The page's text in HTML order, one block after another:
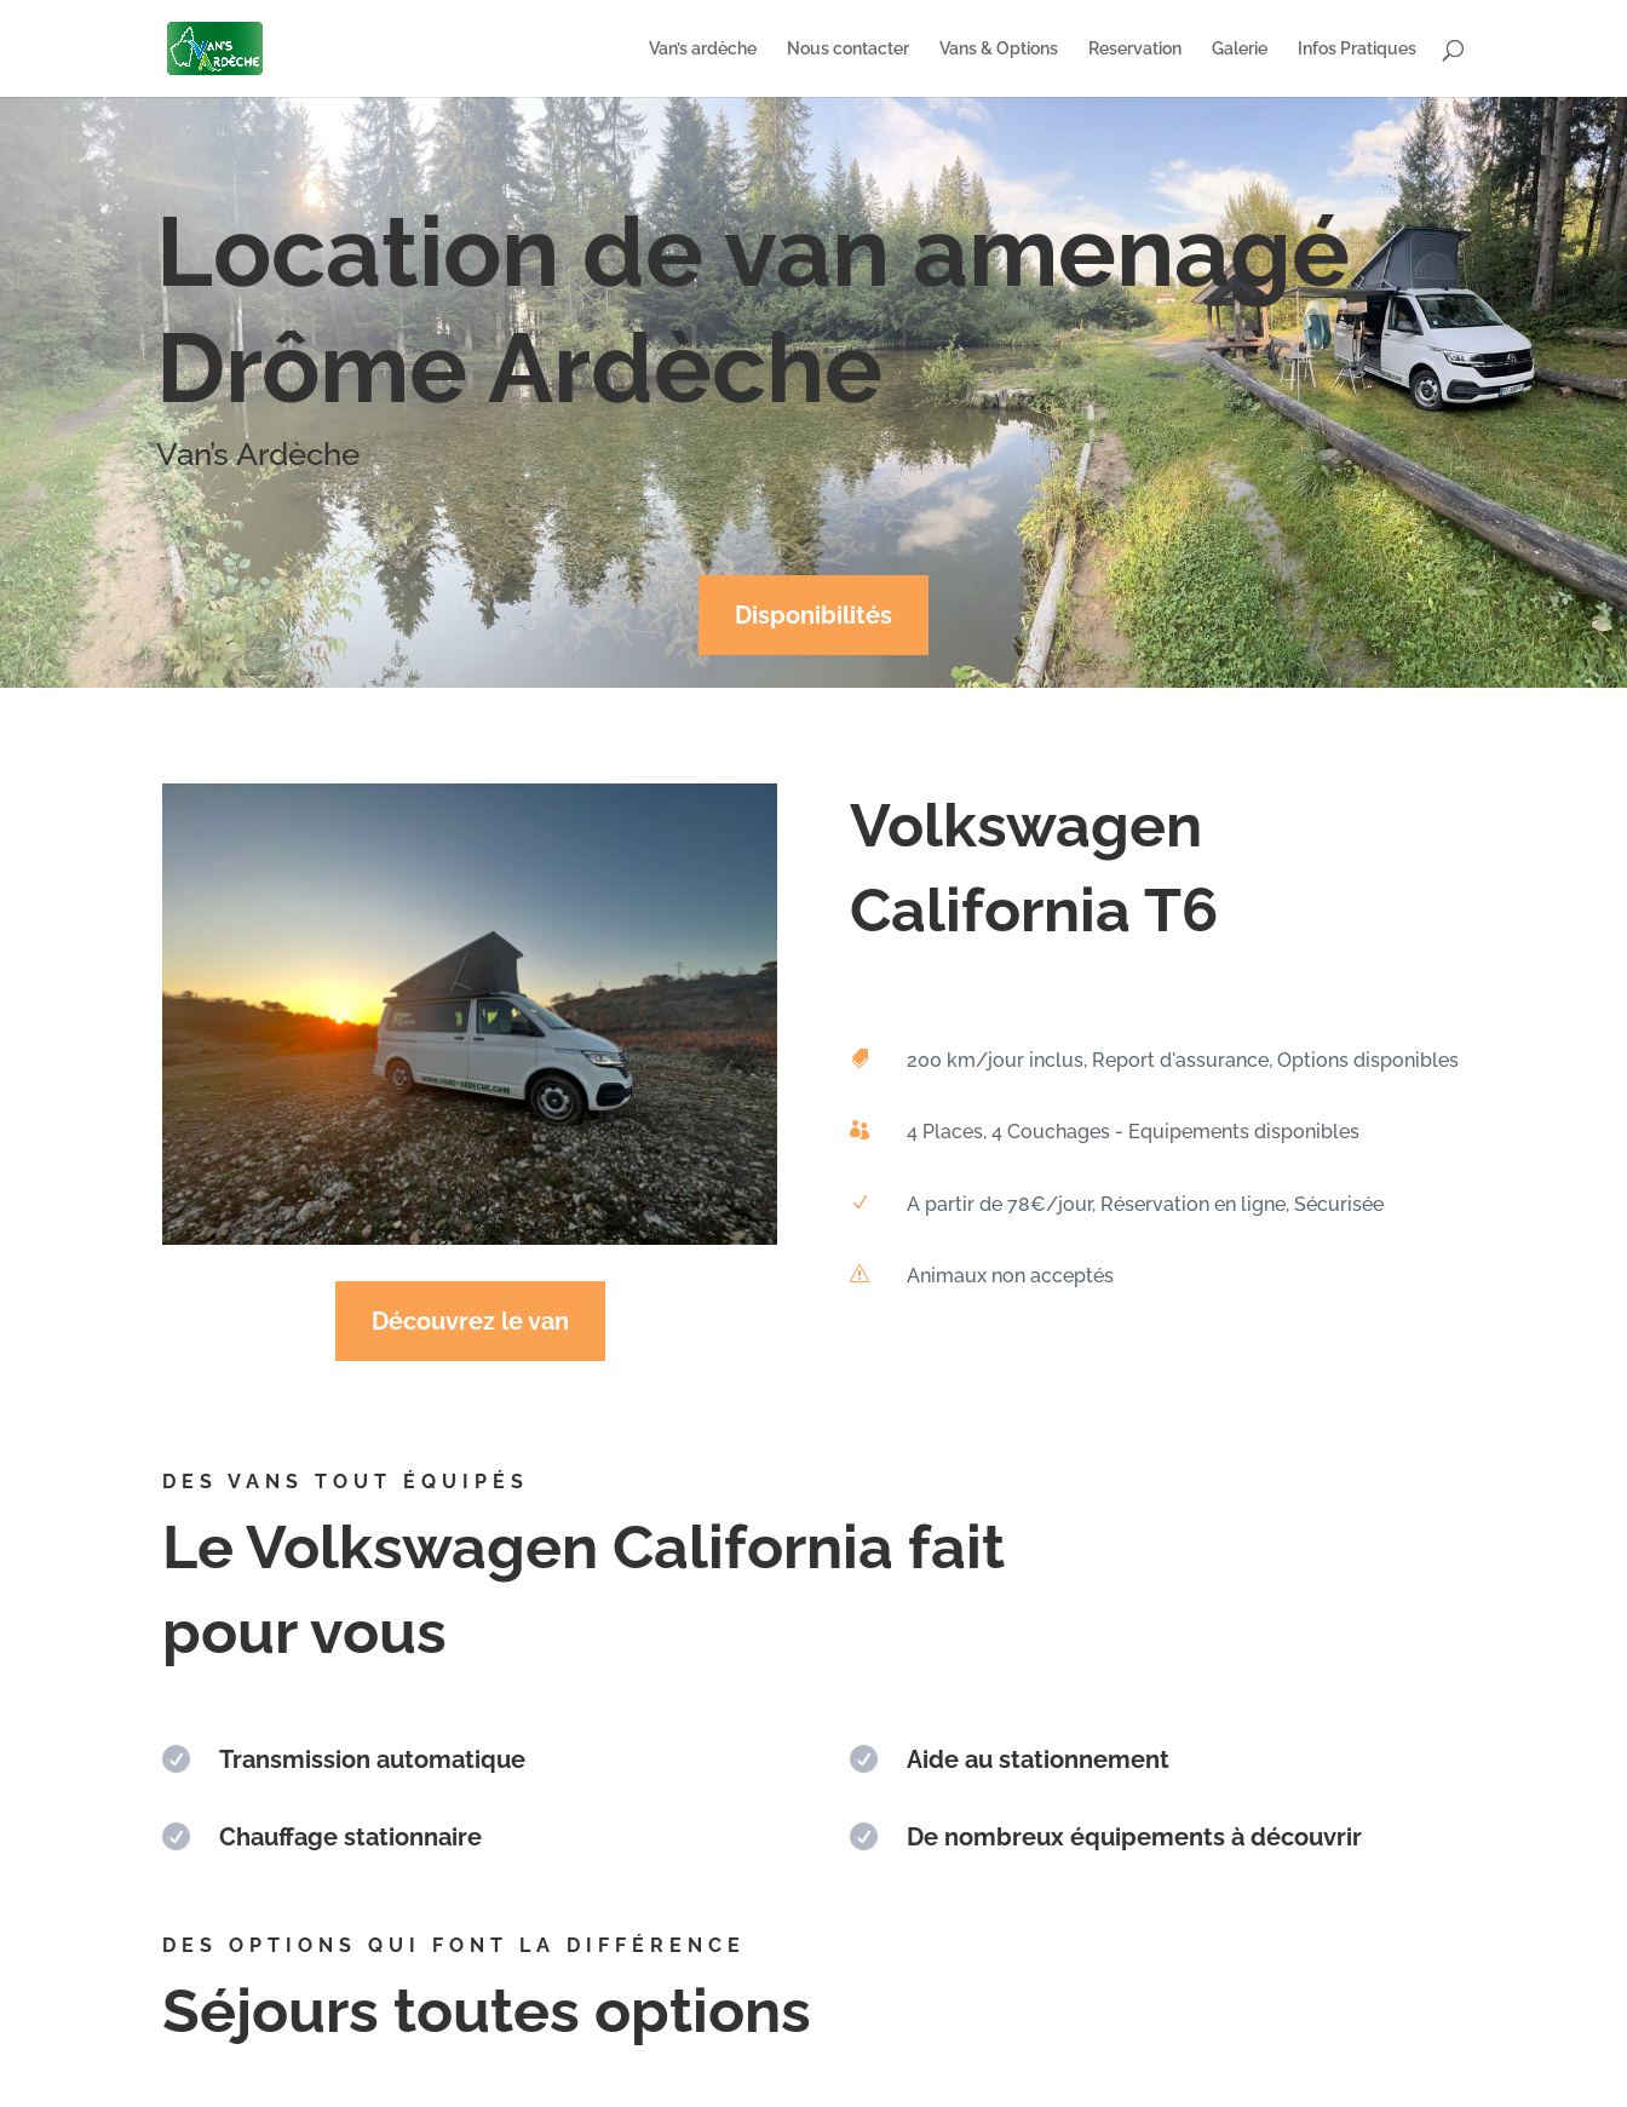
Van’s ardèche Nous contacter Vans & Options Reservation Galerie Infos Pratiques
Location de van amenagé
Drôme Ardèche
Van’s Ardèche
Disponibilités
Découvrez le van
Volkswagen
California T6
 200 km/jour inclus, Report d'assurance, Options disponibles
 4 Places, 4 Couchages - Equipements disponibles
N A partir de 78€/jour, Réservation en ligne, Sécurisée
s Animaux non acceptés
DES VANS TOUT ÉQUIPÉS
Le Volkswagen California fait
pour vous
 Transmission automatique
 Chauffage stationnaire
 Aide au stationnement
 De nombreux équipements à découvrir
DES OPTIONS QUI FONT LA DIFFÉRENCE
Séjours toutes options